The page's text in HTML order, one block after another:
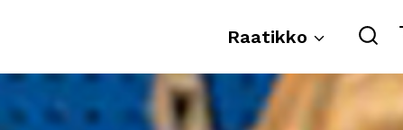
Raatikko